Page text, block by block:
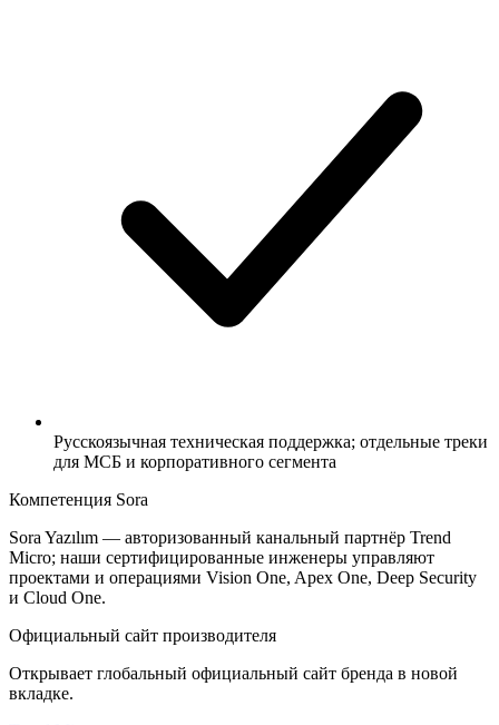
Русскоязычная техническая поддержка; отдельные треки
для МСБ и корпоративного сегмента
Компетенция Sora
Sora Yazılım — авторизованный канальный партнёр Trend
Micro; наши сертифицированные инженеры управляют
проектами и операциями Vision One, Apex One, Deep Security
и Cloud One.
Официальный сайт производителя
Открывает глобальный официальный сайт бренда в новой
вкладке.